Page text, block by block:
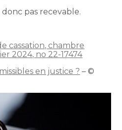
donc pas recevable.
cassation, chambre
2024, no 22-17474
en justice ? – ©